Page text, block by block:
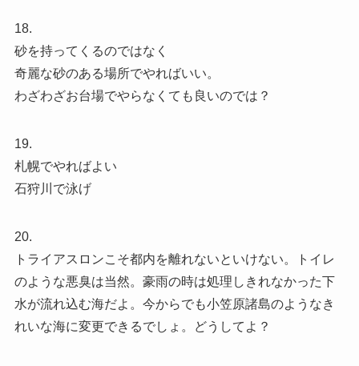
18.
砂を持ってくるのではなく
奇麗な砂のある場所でやればいい。
わざわざお台場でやらなくても良いのでは？
19.
札幌でやればよい
石狩川で泳げ
20.
トライアスロンこそ都内を離れないといけない。トイレ
のような悪臭は当然。豪雨の時は処理しきれなかった下
水が流れ込む海だよ。今からでも小笠原諸島のようなき
れいな海に変更できるでしょ。どうしてよ？